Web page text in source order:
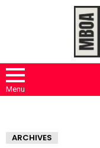
Menu
ARCHIVES